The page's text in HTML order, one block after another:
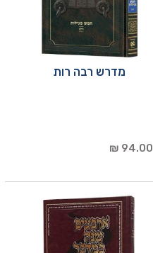
מדרש רבה רות
94.00 ₪